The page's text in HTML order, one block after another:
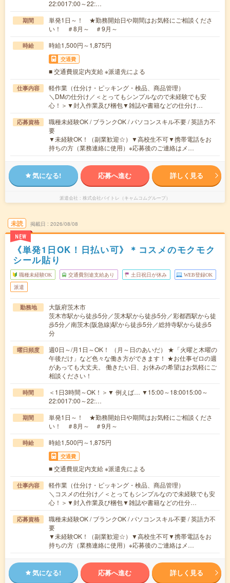
22:0017:00～22:…
期間
単発1日～！ ★勤務開始日や期間はお気軽にご相談くださ
い！ ＃8月～ ＃9月～
時給 時給1,500円～1,875円
交通費
■ 交通費規定内支給 ※派遣先による
仕事内容
軽作業（仕分け・ピッキング・検品、商品管理）
＼DMの仕分け／＜とってもシンプルなので未経験でも安
心！＞▼封入作業及び梱包▼雑誌や書籍などの仕分け…
応募資格
職種未経験OK / ブランクOK / パソコンスキル不要 / 英語力不
要
▼未経験OK！（副業歓迎☆）▼高校生不可▼携帯電話をお
持ちの方（業務連絡に使用）※応募後のご連絡はメ…
気になる! 応募へ進む 詳しく見る
派遣会社 株式会社バイトレ（キャムコムグループ）
未読
NEW
掲載日 2026/08/08
《単発1日OK！日払い可》＊コスメのモクモク
シール貼り
職種未経験OK 交通費別途支給あり 土日祝日が休み WEB登録OK
派遣
勤務地
大阪府茨木市
茨木市駅から徒歩5分／茨木駅から徒歩5分／彩都西駅から徒
歩5分／南茨木(阪急線)駅から徒歩5分／総持寺駅から徒歩5
分
曜日頻度
週0日～/月1日～OK！ （月～日のあいだ） ★「火曜と木曜の
午後だけ」など色々な働き方ができます！ ★お仕事ゼロの週
があっても大丈夫。 働きたい日、お休みの希望はお気軽にご
相談ください！
時間
＜1日3時間～OK！＞▼ 例えば… ▼15:00～18:0015:00～
22:0017:00～22:…
期間
単発1日～！ ★勤務開始日や期間はお気軽にご相談くださ
い！ ＃8月～ ＃9月～
時給 時給1,500円～1,875円
交通費
■ 交通費規定内支給 ※派遣先による
仕事内容
軽作業（仕分け・ピッキング・検品、商品管理）
＼コスメの仕分け／＜とってもシンプルなので未経験でも安
心！＞▼封入作業及び梱包▼雑誌や書籍などの仕分…
応募資格
職種未経験OK / ブランクOK / パソコンスキル不要 / 英語力不
要
▼未経験OK！（副業歓迎☆）▼高校生不可▼携帯電話をお
持ちの方（業務連絡に使用）※応募後のご連絡はメ…
気になる! 応募へ進む 詳しく見る